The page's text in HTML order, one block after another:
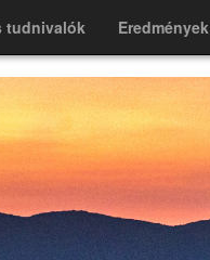
tudnivalók Eredmények